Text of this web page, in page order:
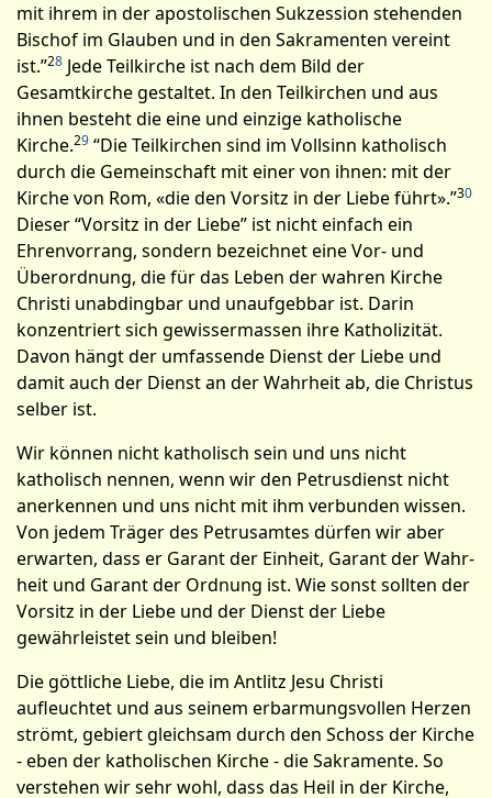
mit ihrem in der apostolischen Sukzession stehenden
Bischof im Glauben und in den Sakramenten vereint
ist.”28 Jede Teilkirche ist nach dem Bild der
Gesamtkirche gestaltet. In den Teilkirchen und aus
ihnen besteht die eine und einzige katholische
Kirche.29 “Die Teilkirchen sind im Vollsinn katholisch
durch die Gemeinschaft mit einer von ihnen: mit der
Kirche von Rom, «die den Vorsitz in der Liebe führt».”30
Dieser “Vorsitz in der Liebe” ist nicht einfach ein
Ehrenvorrang, sondern bezeichnet eine Vor- und
Überordnung, die für das Leben der wahren Kirche
Christi unabdingbar und unaufgebbar ist. Darin
konzentriert sich gewissermassen ihre Katholizität.
Davon hängt der umfassende Dienst der Liebe und
damit auch der Dien­st an der Wahrheit ab, die Christus
selber ist.
Wir können nicht katholisch sein und uns nicht
katholisch nennen, wenn wir den Petrusdienst nicht
anerkennen und uns nicht mit ihm verbunden wissen.
Von jedem Träger des Petrusamtes dürfen wir aber
erwarten, dass er Garant der Einheit, Garant der Wahr­
heit und Garant der Ordnung ist. Wie sonst sollten der
Vorsitz in der Liebe und der Dienst der Liebe
gewährleistet sein und bleiben!
Die göttliche Liebe, die im Antlitz Jesu Christi
aufleuchtet und aus seinem erbarmungsvollen Herzen
strömt, gebiert gleichsam durch den Schoss der Kirche
- eben der katholischen Kirche - die Sakramente. So
verstehen wir sehr wohl, dass das Heil in der Kirche,